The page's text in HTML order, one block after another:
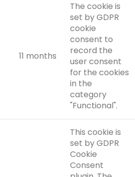
11 months
The cookie is
set by GDPR
cookie
consent to
record the
user consent
for the cookies
in the
category
"Functional".
This cookie is
set by GDPR
Cookie
Consent